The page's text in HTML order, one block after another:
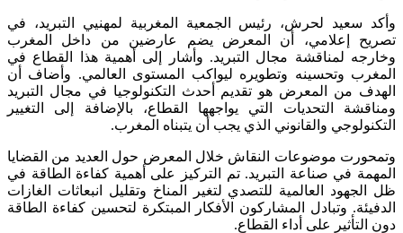
وأكد سعيد لحرش، رئيس الجمعية المغربية لمهنيي التبريد، في
تصريح إعلامي، أن المعرض يضم عارضين من داخل المغرب
وخارجه لمناقشة مجال التبريد. وأشار إلى أهمية هذا القطاع في
المغرب وتحسينه وتطويره ليواكب المستوى العالمي. وأضاف أن
الهدف من المعرض هو تقديم أحدث التكنولوجيا في مجال التبريد
ومناقشة التحديات التي يواجهها القطاع، بالإضافة إلى التغيير
التكنولوجي والقانوني الذي يجب أن يتبناه المغرب.
وتمحورت موضوعات النقاش خلال المعرض حول العديد من القضايا
المهمة في صناعة التبريد. تم التركيز على أهمية كفاءة الطاقة في
ظل الجهود العالمية للتصدي لتغير المناخ وتقليل انبعاثات الغازات
الدفيئة. وتبادل المشاركون الأفكار المبتكرة لتحسين كفاءة الطاقة
دون التأثير على أداء القطاع.